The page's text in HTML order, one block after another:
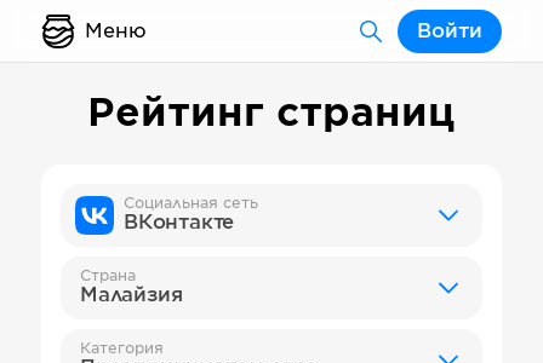
Меню Войти
Рейтинг страниц
Социальная сеть
ВКонтакте
Страна
Малайзия
Категория